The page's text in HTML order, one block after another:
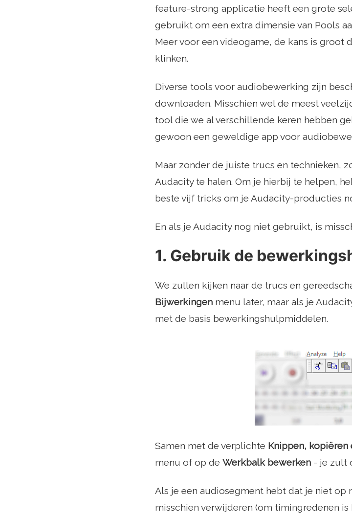
feature-strong applicatie heeft een grote
gebruikt om een ​​extra dimensie van Pools
Meer voor een videogame, de kans is
klinken.
Diverse tools voor audiobewerking zijn
downloaden. Misschien wel de meest
tool die we al verschillende keren hebben
gewoon een geweldige app voor
Maar zonder de juiste trucs en technieken,
Audacity te halen. Om je hierbij te helpen,
beste vijf tricks om je Audacity-producties
En als je Audacity nog niet gebruikt, is
1. Gebruik de
We zullen kijken naar de trucs en
Bijwerkingen menu later, maar als je
met de basis bewerkingshulpmiddelen.
Samen met de verplichte Knippen, kopiëren
menu of op de Werkbalk bewerken - je zult
Als je een audiosegment hebt dat je niet
misschien verwijderen (om timingredenen